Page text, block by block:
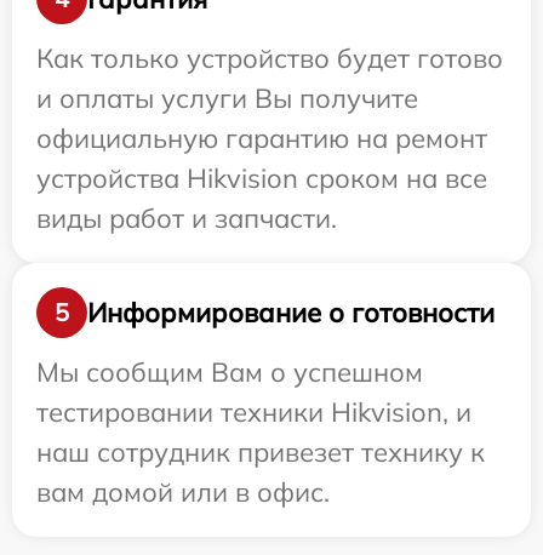
Как только устройство будет готово
и оплаты услуги Вы получите
официальную гарантию на ремонт
устройства Hikvision сроком на все
виды работ и запчасти.
5
Информирование о готовности
Мы сообщим Вам о успешном
тестировании техники Hikvision, и
наш сотрудник привезет технику к
вам домой или в офис.